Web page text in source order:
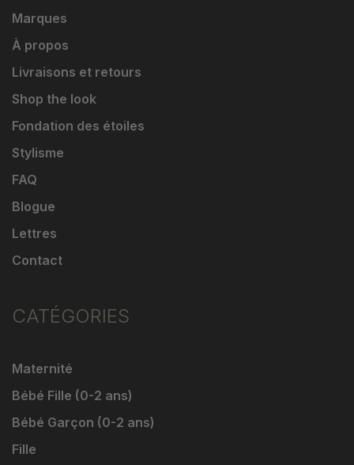
Marques
À propos
Livraisons et retours
Shop the look
Fondation des étoiles
Stylisme
FAQ
Blogue
Lettres
Contact
CATÉGORIES
Maternité
Bébé Fille (0-2 ans)
Bébé Garçon (0-2 ans)
Fille